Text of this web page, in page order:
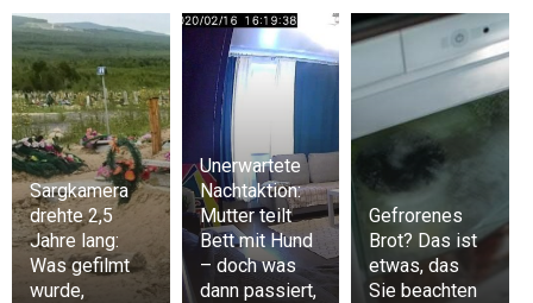
Sargkamera
drehte 2,5
Jahre lang:
Was gefilmt
wurde,
Unerwartete
Nachtaktion:
Mutter teilt
Bett mit Hund
– doch was
dann passiert,
Gefrorenes
Brot? Das ist
etwas, das
Sie beachten